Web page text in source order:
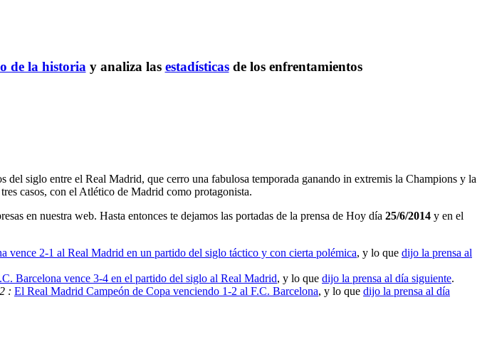
de la historia y analiza las estadísticasde los enfrentamientos
siglo entre el Real Madrid, que cerro una fabulosa temporada ganando in extremis la Champions y la
casos, con el Atlético de Madrid como protagonista.
en nuestra web. Hasta entonces te dejamos las portadas de la prensa de Hoy día 25/6/2014 y en el
vence 2-1 al Real Madrid en un partido del siglo táctico y con cierta polémica, y lo que dijo la prensa al
Barcelona vence 3-4 en el partido del siglo al Real Madrid, y lo que dijo la prensa al día siguiente.
: El Real Madrid Campeón de Copa venciendo 1-2 al F.C. Barcelona, y lo que dijo la prensa al día